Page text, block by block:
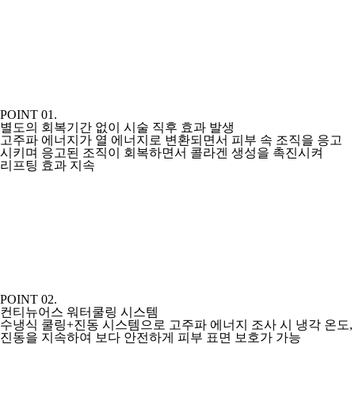
POINT 01.
별도의 회복기간 없이 시술 직후 효과 발생
고주파 에너지가 열 에너지로 변환되면서 피부 속 조직을 응고
시키며 응고된 조직이 회복하면서 콜라겐 생성을 촉진시켜
리프팅 효과 지속
POINT 02.
컨티뉴어스 워터쿨링 시스템
수냉식 쿨링+진동 시스템으로 고주파 에너지 조사 시 냉각 온도,
진동을 지속하여 보다 안전하게 피부 표면 보호가 가능